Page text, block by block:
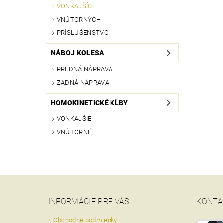
VONKAJŠÍCH
VNÚTORNÝCH
PRÍSLUŠENSTVO
NÁBOJ KOLESA
PREDNÁ NÁPRAVA
ZADNÁ NÁPRAVA
HOMOKINETICKÉ KĹBY
VONKAJŠIE
VNÚTORNÉ
INFORMÁCIE PRE VÁS
Obchodné podmienky